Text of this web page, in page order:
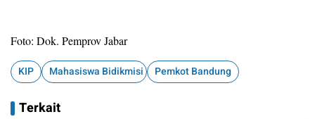
Foto: Dok. Pemprov Jabar
KIP Mahasiswa Bidikmisi Pemkot Bandung
Terkait